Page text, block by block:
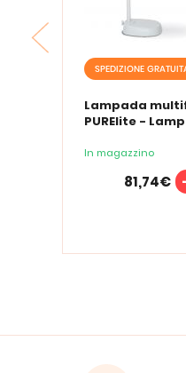
SPEDIZIONE
Lampada
PURElite -
Spectrum
In magazzino
81,74€